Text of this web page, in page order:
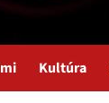
Kultúra